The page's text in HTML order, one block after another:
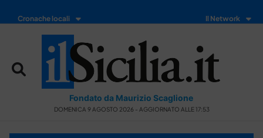
Cronache locali Il Network
Fondato da Maurizio Scaglione
DOMENICA 9 AGOSTO 2026 - AGGIORNATO ALLE 17:53